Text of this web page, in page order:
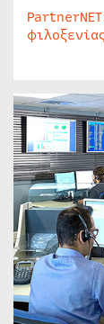
φιλοξενίας